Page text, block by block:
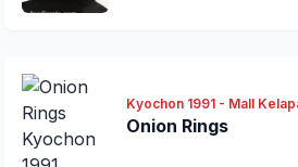
Kyochon 1991 - Mall
Onion Rings